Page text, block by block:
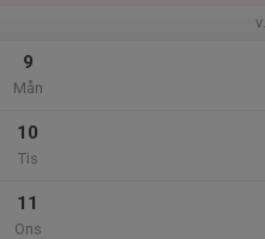
9
Mån
10
Tis
11
Ons